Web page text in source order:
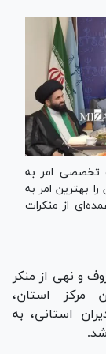
تخصصی امر به
بهترین امر به
از منکرات
و نهی از منکر
مرکز استان،
استانی، به